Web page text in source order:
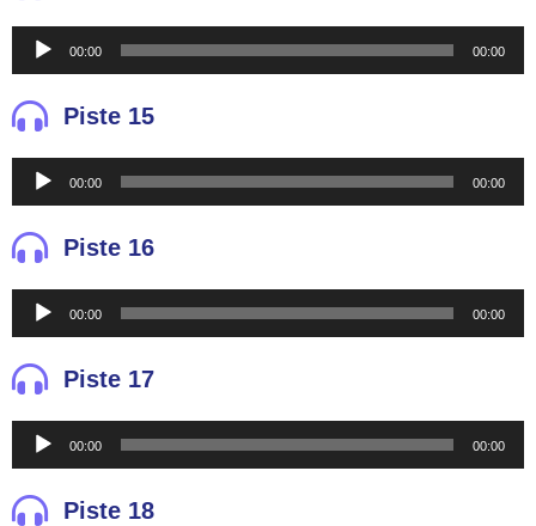
Reproductor
de
audio
00:00 00:00
Piste 15
Reproductor
de
audio
00:00 00:00
Piste 16
Reproductor
de
audio
00:00 00:00
Piste 17
Reproductor
de
audio
00:00 00:00
Piste 18